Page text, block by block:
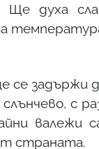
Ще духа
се
слънчево, с
валежи
страната.